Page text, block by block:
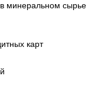
минеральном сырье
карт